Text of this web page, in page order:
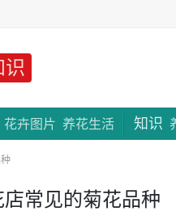
识
花卉图片 养花生活 知识
店常见的菊花品种